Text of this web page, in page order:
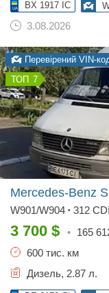
BX 1917 IC
3.08.2026
Перевірений VIN-
7
Mercedes-Benz
W901/W904 • 312
3 700 $ • 165
600 тис. км
Дизель, 2.87 л.